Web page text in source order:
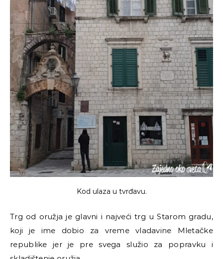
Kod ulaza u tvrđavu.
Trg od oružja je glavni i najveći trg u Starom gradu,
koji je ime dobio za vreme vladavine Mletačke
republike jer je pre svega služio za popravku i